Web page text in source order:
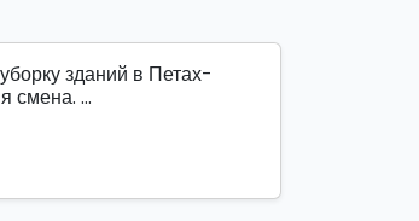
зданий в Петах-
смена. ...